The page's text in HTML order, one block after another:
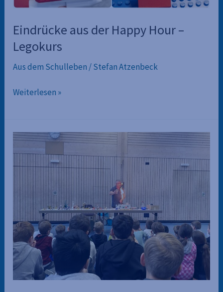
Eindrücke aus der Happy Hour –
Legokurs
Aus dem Schulleben /Stefan Atzenbeck
Eindrücke
Happy
Hour
Weiterlesen »